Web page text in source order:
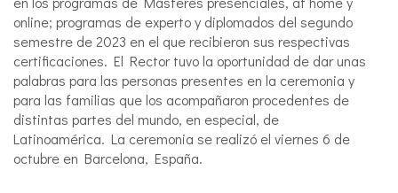
online; programas de experto y diplomados del segundo
semestre de 2023 en el que recibieron sus respectivas
certificaciones. El Rector tuvo la oportunidad de dar unas
palabras para las personas presentes en la ceremonia y
para las familias que los acompañaron procedentes de
distintas partes del mundo, en especial, de
Latinoamérica. La ceremonia se realizó el viernes 6 de
octubre en Barcelona, España.